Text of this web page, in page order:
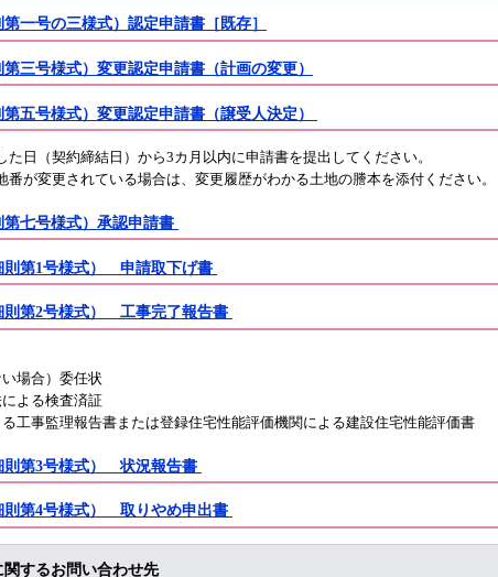
第一号の三様式）認定申請書［既存］
第三号様式）変更認定申請書（計画の変更）
第五号様式）変更認定申請書（譲受人決定）
日（契約締結日）から3カ月以内に申請書を提出してください。
が変更されている場合は、変更履歴がわかる土地の謄本を添付ください。
第七号様式）承認申請書
則第1号様式） 申請取下げ書
則第2号様式） 工事完了報告書
場合）委任状
よる検査済証
工事監理報告書または登録住宅性能評価機関による建設住宅性能評価書
則第3号様式） 状況報告書
則第4号様式） 取りやめ申出書
関するお問い合わせ先